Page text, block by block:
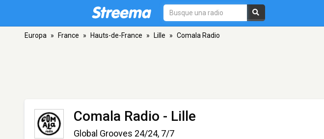
Europa » France » Hauts-de-France » Lille » Comala Radio
Comala Radio - Lille
Global Grooves 24/24, 7/7